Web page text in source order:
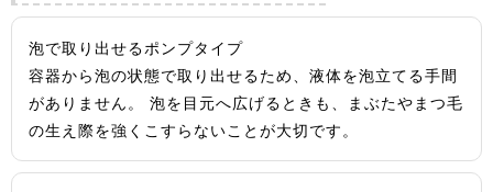
泡で取り出せるポンプタイプ
容器から泡の状態で取り出せるため、液体を泡立てる手間
がありません。 泡を目元へ広げるときも、まぶたやまつ毛
の生え際を強くこすらないことが大切です。